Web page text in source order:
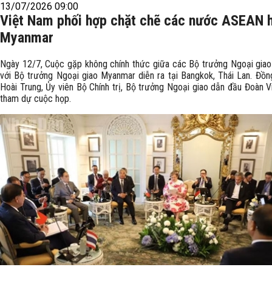
13/07/2026 09:00
Việt Nam phối hợp chặt chẽ các nước ASEAN
Myanmar
Ngày 12/7, Cuộc gặp không chính thức giữa các Bộ trưởng Ngoại
với Bộ trưởng Ngoại giao Myanmar diễn ra tại Bangkok, Thái Lan.
Hoài Trung, Ủy viên Bộ Chính trị, Bộ trưởng Ngoại giao dẫn đầu Đoàn
tham dự cuộc họp.